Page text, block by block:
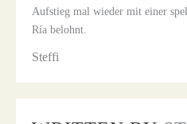
Aufstieg mal wieder mit einer
Ría belohnt.
Steffi